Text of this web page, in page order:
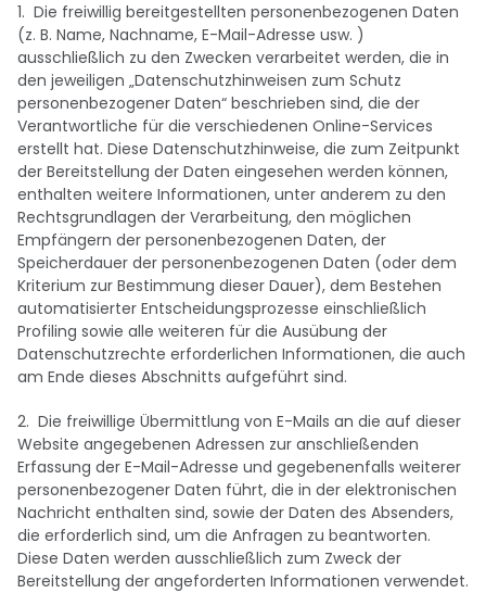
1. Die freiwillig bereitgestellten personenbezogenen Daten
(z. B. Name, Nachname, E-Mail-Adresse usw. )
ausschließlich zu den Zwecken verarbeitet werden, die in
den jeweiligen „Datenschutzhinweisen zum Schutz
personenbezogener Daten“ beschrieben sind, die der
Verantwortliche für die verschiedenen Online-Services
erstellt hat. Diese Datenschutzhinweise, die zum Zeitpunkt
der Bereitstellung der Daten eingesehen werden können,
enthalten weitere Informationen, unter anderem zu den
Rechtsgrundlagen der Verarbeitung, den möglichen
Empfängern der personenbezogenen Daten, der
Speicherdauer der personenbezogenen Daten (oder dem
Kriterium zur Bestimmung dieser Dauer), dem Bestehen
automatisierter Entscheidungsprozesse einschließlich
Profiling sowie alle weiteren für die Ausübung der
Datenschutzrechte erforderlichen Informationen, die auch
am Ende dieses Abschnitts aufgeführt sind.
2. Die freiwillige Übermittlung von E-Mails an die auf dieser
Website angegebenen Adressen zur anschließenden
Erfassung der E-Mail-Adresse und gegebenenfalls weiterer
personenbezogener Daten führt, die in der elektronischen
Nachricht enthalten sind, sowie der Daten des Absenders,
die erforderlich sind, um die Anfragen zu beantworten.
Diese Daten werden ausschließlich zum Zweck der
Bereitstellung der angeforderten Informationen verwendet.